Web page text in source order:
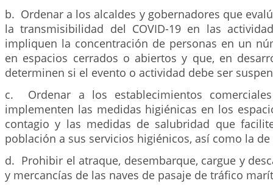
b. Ordenar a los alcaldes y gobernadores que
la transmisibilidad del COVID-19 en las
impliquen la concentración de personas en un
en espacios cerrados o abiertos y que, en
determinen si el evento o actividad debe ser
c. Ordenar a los establecimientos
implementen las medidas higiénicas en los
contagio y las medidas de salubridad que
población a sus servicios higiénicos, así como la
d. Prohibir el atraque, desembarque, cargue y
y mercancías de las naves de pasaje de tráfico